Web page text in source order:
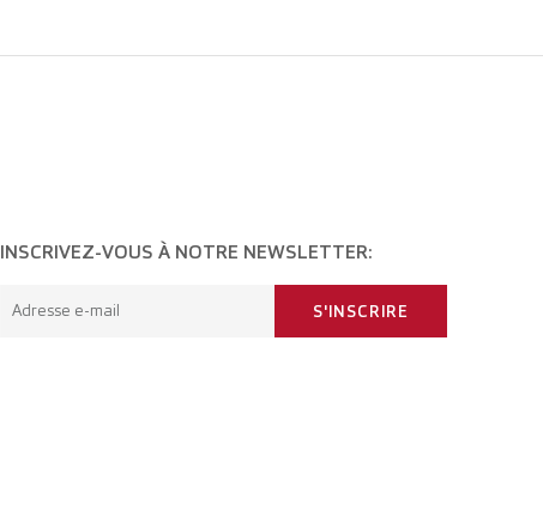
INSCRIVEZ-VOUS À NOTRE NEWSLETTER:
Adresse e-mail S'INSCRIRE